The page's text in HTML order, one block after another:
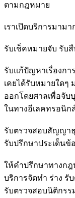
ตามกฎหมาย
เราเปิดบริการมาม
รับเช็คหมายจับ รับ
รับแก้ปัญหาเรื่องกา
เคยได้รับหมายใดๆ
ออกโดยศาลเพื่อจั
ในทางอีเลคทรอนิก
รับตรวจสอบสัญญา
รับปรึกษาประเด็นข้
ให้คำปรึกษาทางก
บริการจัดทำ ร่าง
รับตรวจสอบนิติกร